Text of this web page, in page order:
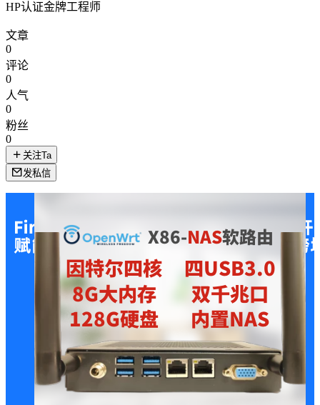
HP认证金牌工程师
文章
0
评论
0
人气
0
粉丝
0
关注Ta
发私信